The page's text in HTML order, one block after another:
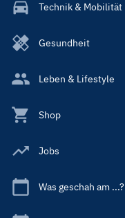
Technik & Mobilität
Gesundheit
Leben & Lifestyle
Shop
Jobs
Was geschah am ...?